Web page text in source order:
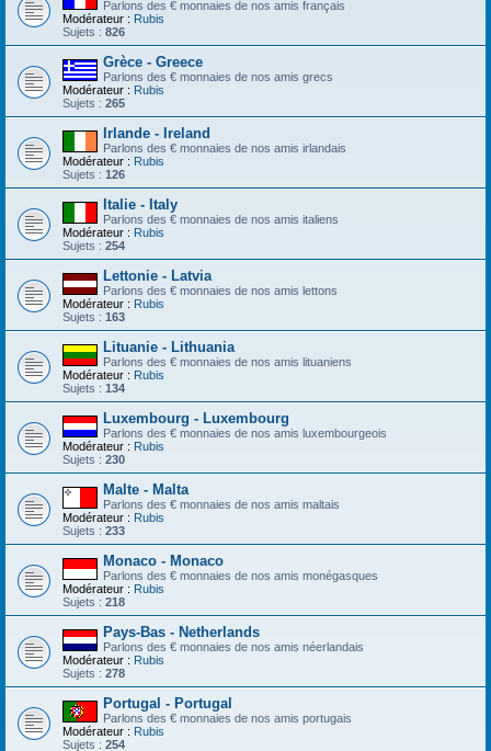
Parlons des € monnaies de nos amis français
Modérateur : Rubis
Sujets : 826
Grèce - Greece
Parlons des € monnaies de nos amis grecs
Modérateur : Rubis
Sujets : 265
Irlande - Ireland
Parlons des € monnaies de nos amis irlandais
Modérateur : Rubis
Sujets : 126
Italie - Italy
Parlons des € monnaies de nos amis italiens
Modérateur : Rubis
Sujets : 254
Lettonie - Latvia
Parlons des € monnaies de nos amis lettons
Modérateur : Rubis
Sujets : 163
Lituanie - Lithuania
Parlons des € monnaies de nos amis lituaniens
Modérateur : Rubis
Sujets : 134
Luxembourg - Luxembourg
Parlons des € monnaies de nos amis luxembourgeois
Modérateur : Rubis
Sujets : 230
Malte - Malta
Parlons des € monnaies de nos amis maltais
Modérateur : Rubis
Sujets : 233
Monaco - Monaco
Parlons des € monnaies de nos amis monégasques
Modérateur : Rubis
Sujets : 218
Pays-Bas - Netherlands
Parlons des € monnaies de nos amis néerlandais
Modérateur : Rubis
Sujets : 278
Portugal - Portugal
Parlons des € monnaies de nos amis portugais
Modérateur : Rubis
Sujets : 254